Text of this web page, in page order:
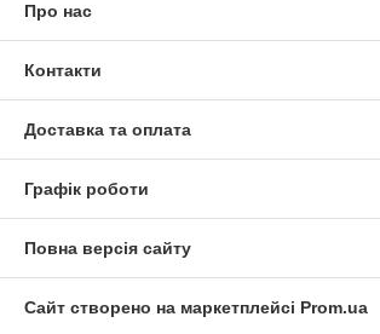
Про нас
Контакти
Доставка та оплата
Графік роботи
Повна версія сайту
Сайт створено на маркетплейсі Prom.ua